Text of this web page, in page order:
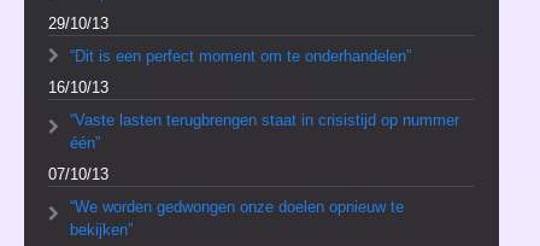
29/10/13
“Dit is een perfect moment om te onderhandelen”
16/10/13
“Vaste lasten terugbrengen staat in crisistijd op nummer
één”
07/10/13
“We worden gedwongen onze doelen opnieuw te
bekijken”